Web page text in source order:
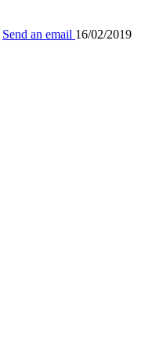
Send an email 16/02/2019